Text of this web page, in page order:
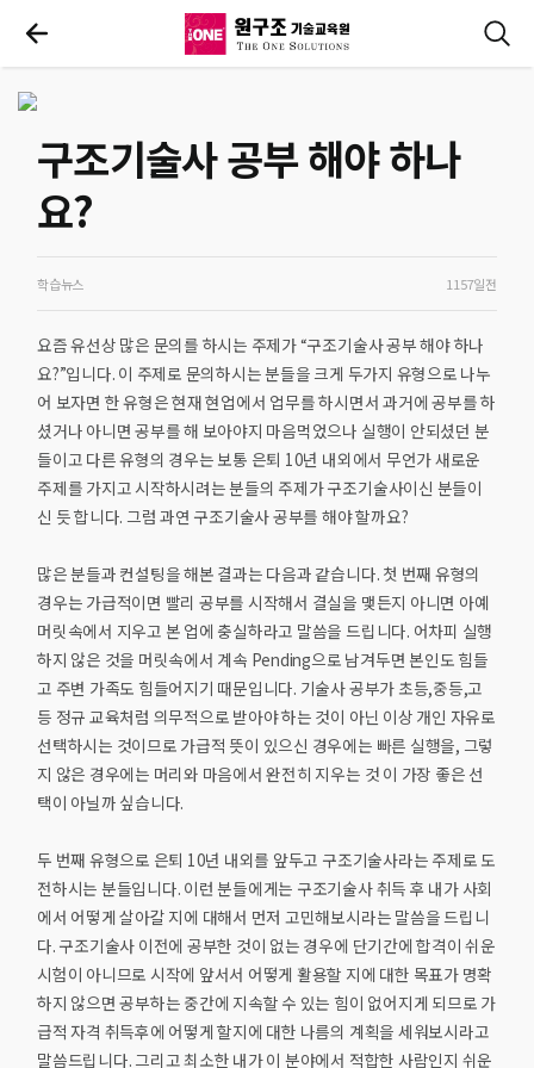
구조기술사 공부 해야 하나
요?
학습뉴스 1157일전
요즘 유선상 많은 문의를 하시는 주제가 “구조기술사 공부 해야 하나
요?”입니다. 이 주제로 문의하시는 분들을 크게 두가지 유형으로 나누
어 보자면 한 유형은 현재 현업에서 업무를 하시면서 과거에 공부를 하
셨거나 아니면 공부를 해 보아야지 마음먹었으나 실행이 안되셨던 분
들이고 다른 유형의 경우는 보통 은퇴 10년 내외에서 무언가 새로운
주제를 가지고 시작하시려는 분들의 주제가 구조기술사이신 분들이
신 듯 합니다. 그럼 과연 구조기술사 공부를 해야 할까요?
많은 분들과 컨설팅을 해본 결과는 다음과 같습니다. 첫 번째 유형의
경우는 가급적이면 빨리 공부를 시작해서 결실을 맺든지 아니면 아예
머릿속에서 지우고 본 업에 충실하라고 말씀을 드립니다. 어차피 실행
하지 않은 것을 머릿속에서 계속 Pending으로 남겨두면 본인도 힘들
고 주변 가족도 힘들어지기 때문입니다. 기술사 공부가 초등,중등,고
등 정규 교육처럼 의무적으로 받아야 하는 것이 아닌 이상 개인 자유로
선택하시는 것이므로 가급적 뜻이 있으신 경우에는 빠른 실행을, 그렇
지 않은 경우에는 머리와 마음에서 완전히 지우는 것 이 가장 좋은 선
택이 아닐까 싶습니다.
두 번째 유형으로 은퇴 10년 내외를 앞두고 구조기술사라는 주제로 도
전하시는 분들입니다. 이런 분들에게는 구조기술사 취득 후 내가 사회
에서 어떻게 살아갈 지에 대해서 먼저 고민해보시라는 말씀을 드립니
다. 구조기술사 이전에 공부한 것이 없는 경우에 단기간에 합격이 쉬운
시험이 아니므로 시작에 앞서서 어떻게 활용할 지에 대한 목표가 명확
하지 않으면 공부하는 중간에 지속할 수 있는 힘이 없어지게 되므로 가
급적 자격 취득후에 어떻게 할지에 대한 나름의 계획을 세워보시라고
말씀드립니다. 그리고 최소한 내가 이 분야에서 적합한 사람인지 쉬운